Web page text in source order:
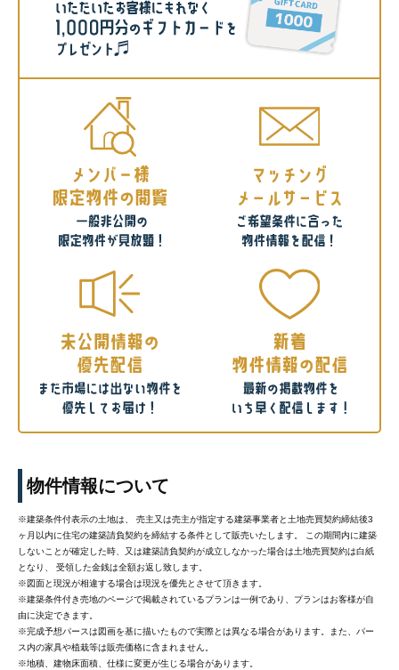
物件情報について
※建築条件付表示の土地は、 売主又は売主が指定する建築事業者と土地売買契約締結後3
ヶ月以内に住宅の建築請負契約を締結する条件として販売いたします。 この期間内に建築
しないことが確定した時、又は建築請負契約が成立しなかった場合は土地売買契約は白紙
となり、 受領した金銭は全額お返し致します。
※図面と現況が相違する場合は現況を優先とさせて頂きます。
※建築条件付き売地のページで掲載されているプランは一例であり、プランはお客様が自
由に決定できます。
※完成予想パースは図画を基に描いたもので実際とは異なる場合があります。また、パー
ス内の家具や植栽等は販売価格に含まれません。
※地積、建物床面積、仕様に変更が生じる場合があります。